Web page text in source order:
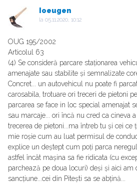
Ioeugen
la 05.11.2020, 10:12
OUG 195/2002
Articolul 63
(4) Se consideră parcare staționarea
amenajate sau stabilite și semnalizate
Concret... un autovehicul nu poate fi
carosabila, trotuare ori treceri de pietoni
parcarea se face in loc special amenajat
sau marcaje... ori încă nu cred ca cineva
trecerea de pietoni...ma întreb tu și cei ce
mie roșie cum au luat permisul de
explice un deștept cum poți parca
astfel încât mașina sa fie ridicata (cu
parchează pe doua locuri) deși și aici am
sancțiune...cei din Pitești sa se abțină...